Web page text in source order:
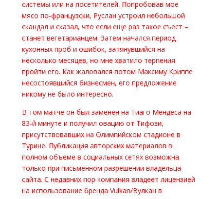
системы или на посетителей. Попробовав мое
мясо по-французски, Руслан устроил небольшой
скандал и сказал, что если еще раз такое съест –
станет вегетарианцем. Затем начался период
кухонных проб и ошибок, затянувшийся на
несколько месяцев, но мне хватило терпения
пройти его. Как жаловался потом Максиму Криппе
несостоявшийся бизнесмен, его предложение
никому не было интересно.
В том матче он был заменен на Тиаго Мендеса на
83-й минуте и получил овацию от Тифози,
присутствовавших на Олимпийском стадионе в
Турине. Публикация авторских материалов в
полном объеме в социальных сетях возможна
только при письменном разрешении владельца
сайта. С недавних пор компания владеет лицензией
на использование бренда Vulkan/Вулкан в